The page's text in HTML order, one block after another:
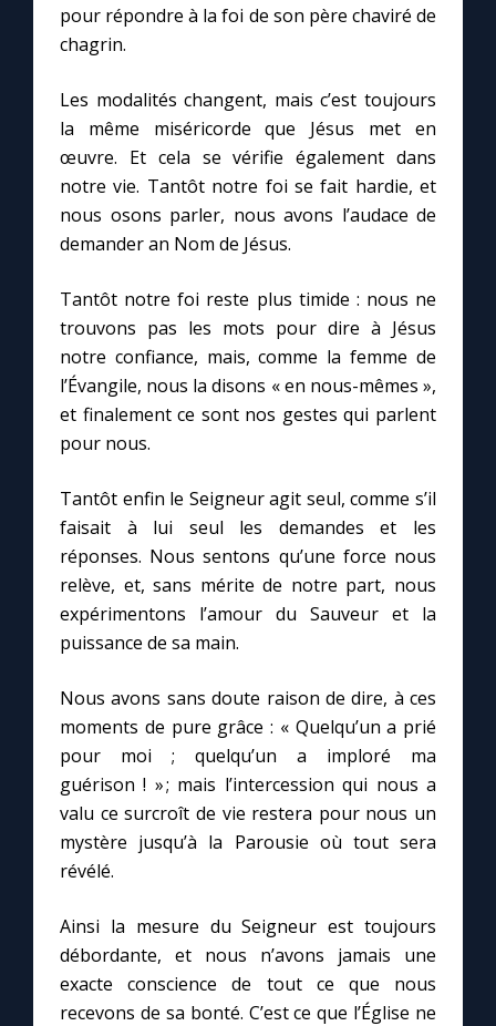
pour répondre à la foi de son père chaviré de
chagrin.
Les modalités changent, mais c’est toujours
la même miséricorde que Jésus met en
œuvre. Et cela se vérifie également dans
notre vie. Tantôt notre foi se fait hardie, et
nous osons parler, nous avons l’audace de
demander an Nom de Jésus.
Tantôt notre foi reste plus timide : nous ne
trouvons pas les mots pour dire à Jésus
notre confiance, mais, comme la femme de
l’Évangile, nous la disons « en nous-mêmes »,
et finalement ce sont nos gestes qui parlent
pour nous.
Tantôt enfin le Seigneur agit seul, comme s’il
faisait à lui seul les demandes et les
réponses. Nous sentons qu’une force nous
relève, et, sans mérite de notre part, nous
expérimentons l’amour du Sauveur et la
puissance de sa main.
Nous avons sans doute raison de dire, à ces
moments de pure grâce : « Quelqu’un a prié
pour moi ; quelqu’un a imploré ma
guérison ! » ; mais l’intercession qui nous a
valu ce surcroît de vie restera pour nous un
mystère jusqu’à la Parousie où tout sera
révélé.
Ainsi la mesure du Seigneur est toujours
débordante, et nous n’avons jamais une
exacte conscience de tout ce que nous
recevons de sa bonté. C’est ce que l’Église ne